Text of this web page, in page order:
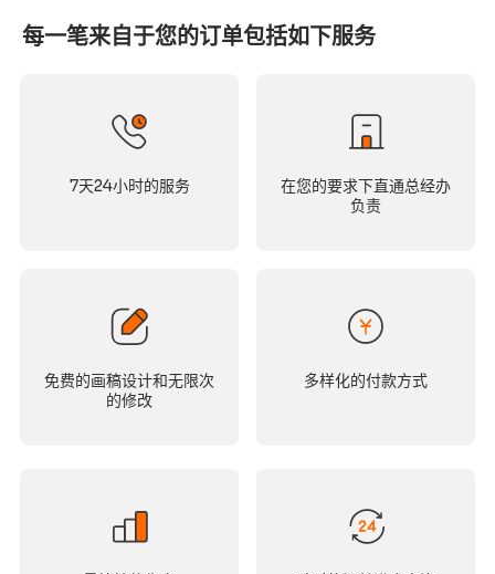
每一笔来自于您的订单包括如下服务
7天24小时的服务
在您的要求下直通总经办
负责
免费的画稿设计和无限次
的修改
多样化的付款方式